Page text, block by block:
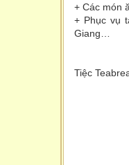
+ Các món
+ Phục vụ
Giang…
Tiệc